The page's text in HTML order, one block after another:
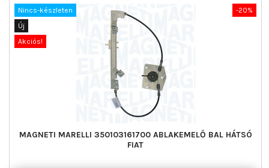
-20%
Nincs-készleten
Új
Akciós!
MAGNETI MARELLI 350103161700 ABLAKEMELŐ BAL HÁTSÓ
FIAT